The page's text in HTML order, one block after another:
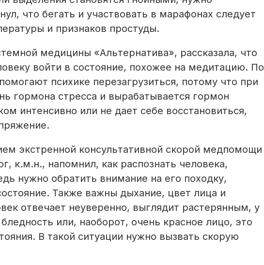
что бегать и участвовать в марафонах следует
и признаков простуды.
медицины «Альтернатива», рассказала, что
войти в состояние, похожее на медитацию. По
психике перезагрузиться, потому что при
гормона стресса и вырабатывается гормон
интенсивно или не дает себе восстановиться,
экстренной консультативной скорой медпомощи
к.м.н., напомнил, как распознать человека,
нужно обратить внимание на его походку,
Также важны дыхание, цвет лица и
отвечает неуверенно, выглядит растерянным, у
или, наоборот, очень красное лицо, это
В такой ситуации нужно вызвать скорую